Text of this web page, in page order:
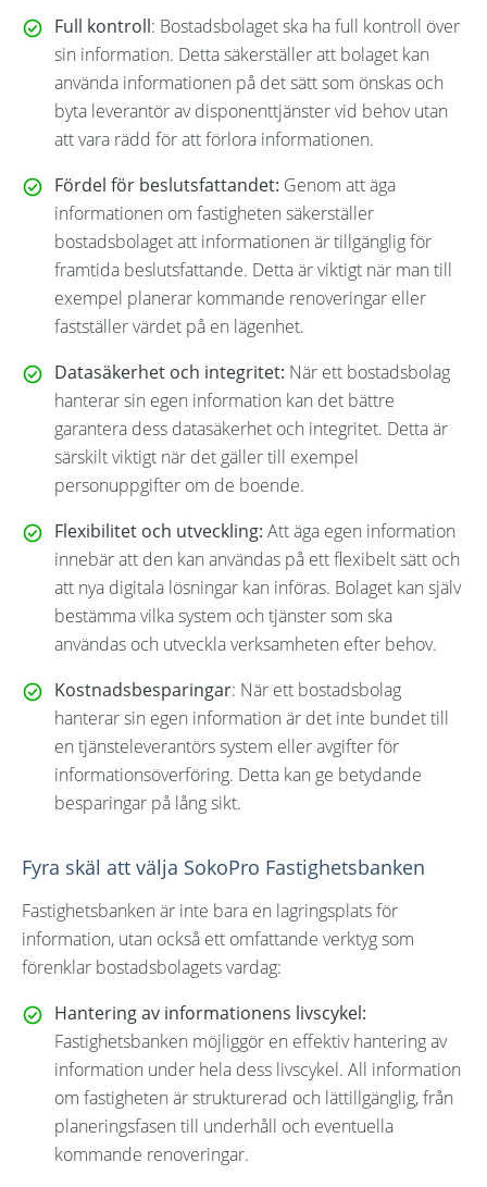
Full kontroll: Bostadsbolaget ska ha full kontroll över
sin information. Detta säkerställer att bolaget kan
använda informationen på det sätt som önskas och
byta leverantör av disponenttjänster vid behov utan
att vara rädd för att förlora informationen.
Fördel för beslutsfattandet: Genom att äga
informationen om fastigheten säkerställer
bostadsbolaget att informationen är tillgänglig för
framtida beslutsfattande. Detta är viktigt när man till
exempel planerar kommande renoveringar eller
fastställer värdet på en lägenhet.
Datasäkerhet och integritet: När ett bostadsbolag
hanterar sin egen information kan det bättre
garantera dess datasäkerhet och integritet. Detta är
särskilt viktigt när det gäller till exempel
personuppgifter om de boende.
Flexibilitet och utveckling: Att äga egen information
innebär att den kan användas på ett flexibelt sätt och
att nya digitala lösningar kan införas. Bolaget kan själv
bestämma vilka system och tjänster som ska
användas och utveckla verksamheten efter behov.
Kostnadsbesparingar: När ett bostadsbolag
hanterar sin egen information är det inte bundet till
en tjänsteleverantörs system eller avgifter för
informationsöverföring. Detta kan ge betydande
besparingar på lång sikt.
Fyra skäl att välja SokoPro Fastighetsbanken
Fastighetsbanken är inte bara en lagringsplats för
information, utan också ett omfattande verktyg som
förenklar bostadsbolagets vardag:
Hantering av informationens livscykel:
Fastighetsbanken möjliggör en effektiv hantering av
information under hela dess livscykel. All information
om fastigheten är strukturerad och lättillgänglig, från
planeringsfasen till underhåll och eventuella
kommande renoveringar.